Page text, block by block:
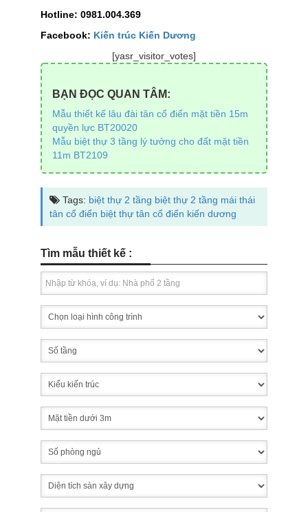
Hotline: 0981.004.369
Facebook: Kiến trúc Kiến Dương
[yasr_visitor_votes]
BẠN ĐỌC QUAN TÂM:
Mẫu thiết kế lâu đài tân cổ điển mặt tiền 15m
quyền lực BT20020
Mẫu biệt thự 3 tầng lý tưởng cho đất mặt tiền
11m BT2109
Tags: biệt thự 2 tầng biệt thự 2 tầng mái thái
tân cổ điển biệt thự tân cổ điển kiến dương
Tìm mẫu thiết kế :